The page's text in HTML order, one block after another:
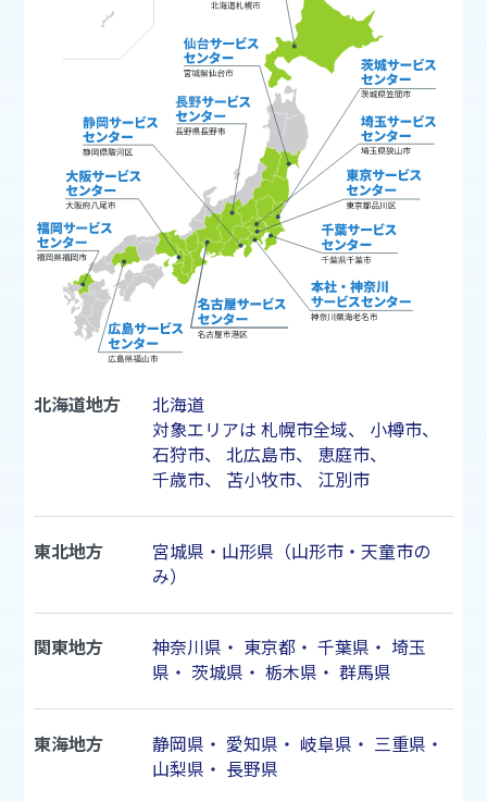
北海道地方
北海道
対象エリアは 札幌市全域、 小樽市、
石狩市、 北広島市、 恵庭市、
千歳市、 苫小牧市、 江別市
東北地方
宮城県・山形県（山形市・天童市の
み）
関東地方 神奈川県 ・ 東京都・ 千葉県 ・ 埼玉
県 ・ 茨城県 ・ 栃木県 ・ 群馬県
東海地方 静岡県 ・ 愛知県 ・ 岐阜県 ・ 三重県 ・
山梨県 ・ 長野県